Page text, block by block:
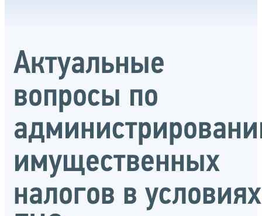
Актуальные
вопросы по
имущественных
налогов в условиях